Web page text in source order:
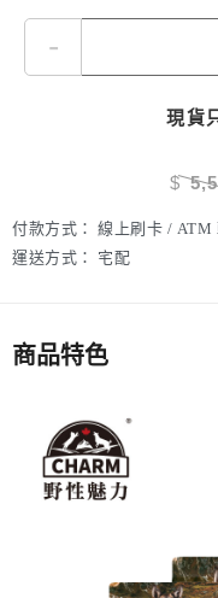
-
現貨
$
付款方式： 線上刷卡 / ATM
運送方式：
宅配
商品特色